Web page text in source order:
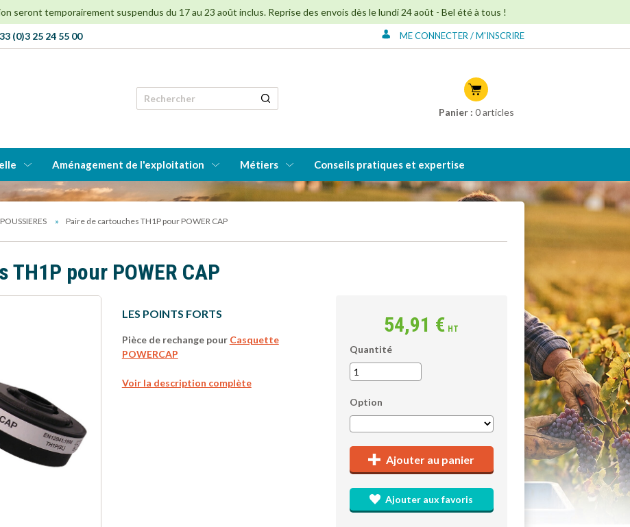
seront temporairement suspendus du 17 au 23 août inclus. Reprise des envois dès le lundi 24 août - Bel été à tous !
(0)3 25 24 55 00
ME CONNECTER / M'INSCRIRE
Créer mon compte
Rechercher
Panier : 0articles
Aménagement de l'exploitation Métiers Conseils pratiques et expertise
Paire de cartouches TH1P pour POWER CAP
pour POWER CAP
LES POINTS FORTS
Pièce de rechange pour Casquette
POWERCAP
Voir la description complète
54,91 € HT
Quantité
Option
Ajouter au panier
Ajouter aux favoris